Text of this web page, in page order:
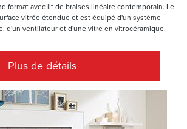
format avec lit de braises linéaire contemporain. Le
vitrée étendue et est équipé d'un système
d'un ventilateur et d'une vitre en vitrocéramique.
Plus de détails